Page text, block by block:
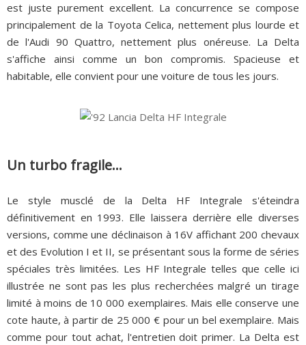
est juste purement excellent. La concurrence se compose
principalement de la Toyota Celica, nettement plus lourde et
de l'Audi 90 Quattro, nettement plus onéreuse. La Delta
s'affiche ainsi comme un bon compromis. Spacieuse et
habitable, elle convient pour une voiture de tous les jours.
Un turbo fragile...
Le style musclé de la Delta HF Integrale s'éteindra
définitivement en 1993. Elle laissera derrière elle diverses
versions, comme une déclinaison à 16V affichant 200 chevaux
et des Evolution I et II, se présentant sous la forme de séries
spéciales très limitées. Les HF Integrale telles que celle ici
illustrée ne sont pas les plus recherchées malgré un tirage
limité à moins de 10 000 exemplaires. Mais elle conserve une
cote haute, à partir de 25 000 € pour un bel exemplaire. Mais
comme pour tout achat, l'entretien doit primer. La Delta est